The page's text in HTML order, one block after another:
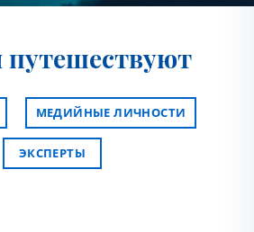
МЕДИЙНЫЕ ЛИЧНОСТИ
ЭКСПЕРТЫ